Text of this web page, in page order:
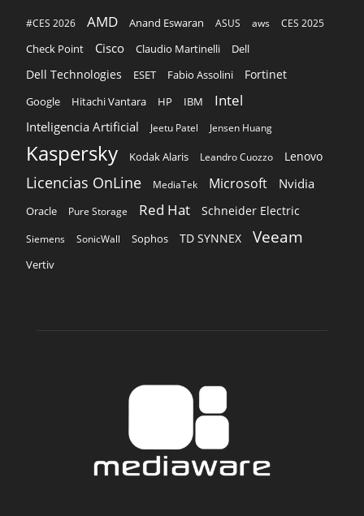
#CES 2026 AMD Anand Eswaran ASUS aws
CES 2025
Check Point
Cisco Claudio Martinelli Dell
Dell Technologies ESET Fabio Assolini Fortinet
Google Hitachi Vantara HP IBM Intel
Inteligencia Artificial Jeetu Patel Jensen Huang
Kaspersky Kodak Alaris Leandro Cuozzo Lenovo
Licencias OnLine MediaTek Microsoft Nvidia
Oracle Pure Storage Red Hat Schneider Electric
Siemens SonicWall Sophos TD SYNNEX Veeam
Vertiv